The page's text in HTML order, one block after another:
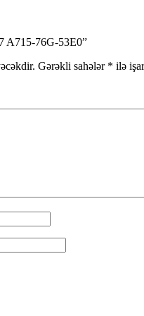
A715-76G-53E0”
Gərəkli sahələr * ilə